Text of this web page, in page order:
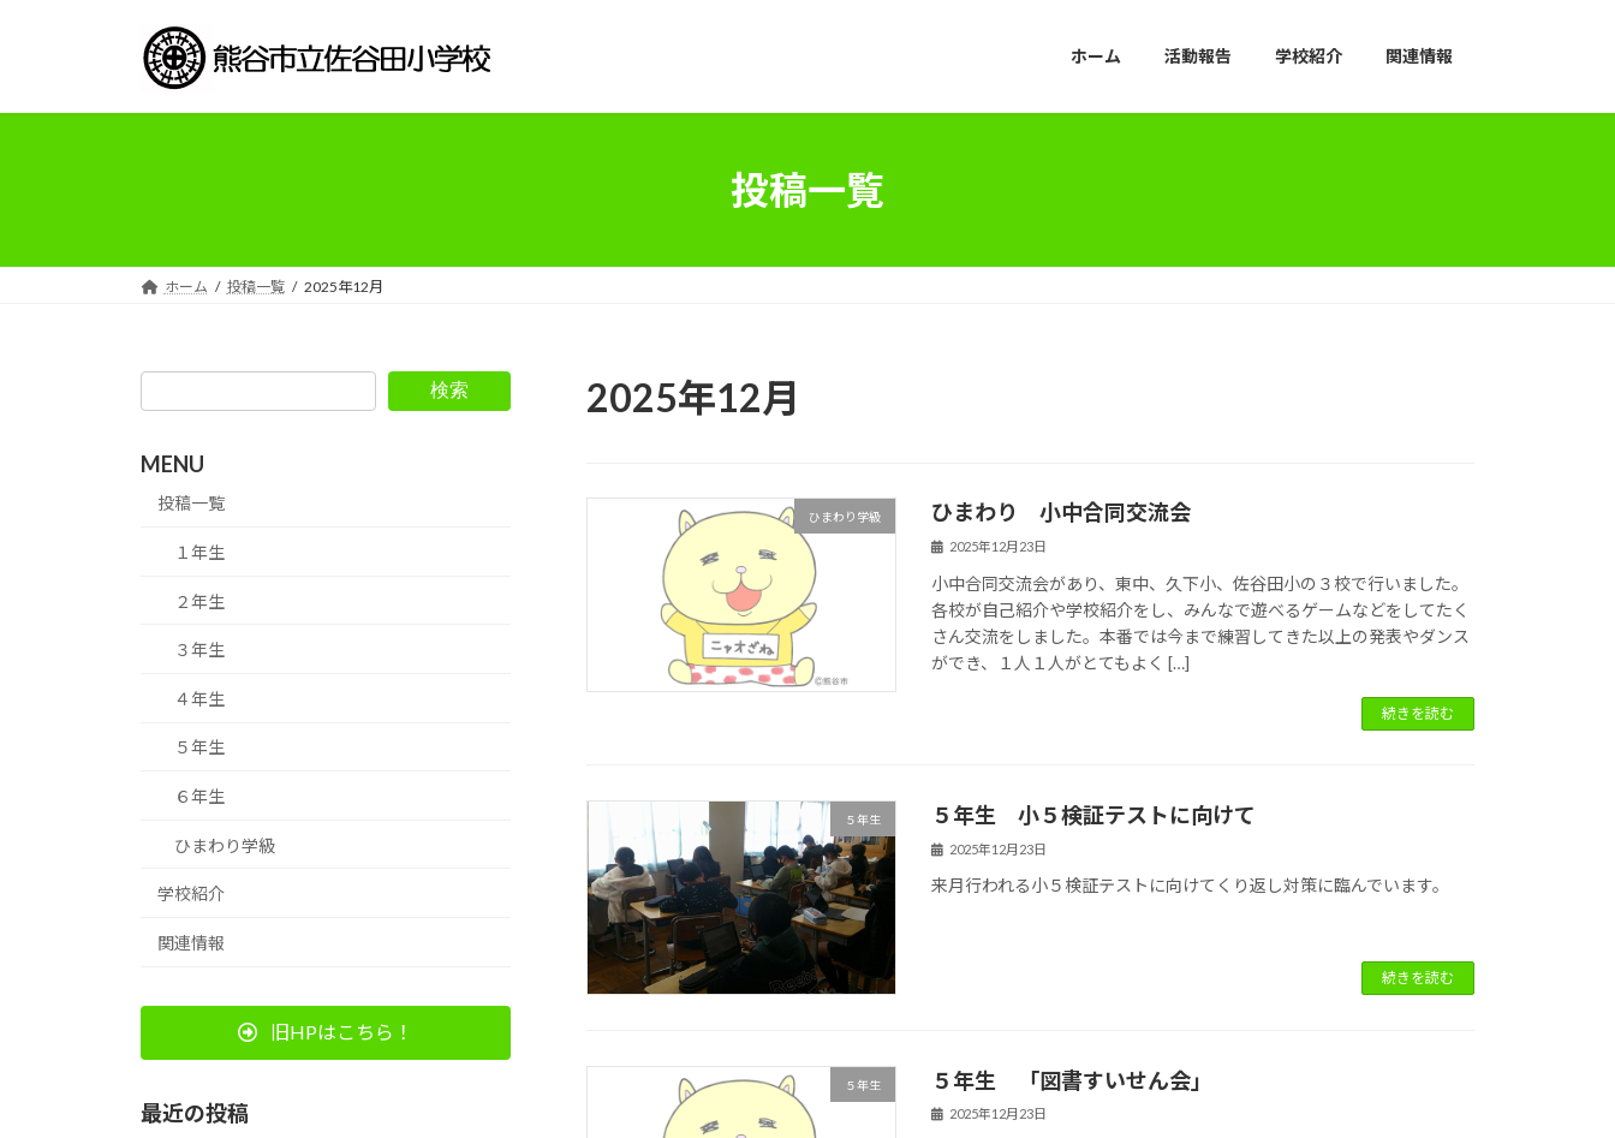
プ
動
ホーム 活動報告 学校紹介 関連情報
投稿一覧
ホーム 投稿一覧 2025年12月
2025年12月
ひまわり学級 ひまわり 小中合同交流会
2025年12月23日
小中合同交流会があり、東中、久下小、佐谷田小の３校で行いました。
各校が自己紹介や学校紹介をし、みんなで遊べるゲームなどをしてたく
さん交流をしました。本番では今まで練習してきた以上の発表やダンス
ができ、１人１人がとてもよく […]
続きを読む
５年生 ５年生 小５検証テストに向けて
2025年12月23日
来月行われる小５検証テストに向けてくり返し対策に臨んでいます。
続きを読む
５年生 ５年生 「図書すいせん会」
2025年12月23日
検索
MENU
投稿一覧
１年生
２年生
３年生
４年生
５年生
６年生
ひまわり学級
学校紹介
関連情報
旧HPはこちら！
最近の投稿